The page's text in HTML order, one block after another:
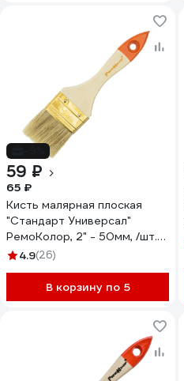
59 ₽
65 ₽
Кисть малярная плоская
"Стандарт Универсал"
РемоКолор, 2" - 50мм, /шт./
01-1-020
4.9(26)
В корзину по 5